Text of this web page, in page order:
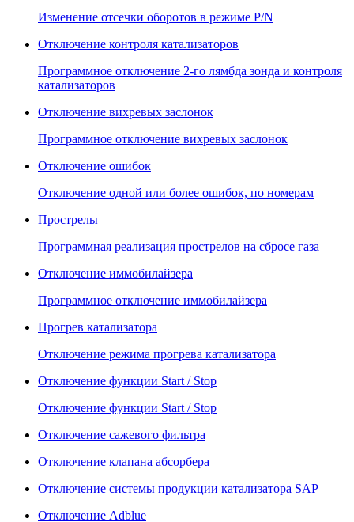
Изменение отсечки оборотов в режиме P/N
Отключение контроля катализаторов
Программное отключение 2-го лямбда зонда и контроля
катализаторов
Отключение вихревых заслонок
Программное отключение вихревых заслонок
Отключение ошибок
Отключение одной или более ошибок, по номерам
Прострелы
Программная реализация прострелов на сбросе газа
Отключение иммобилайзера
Программное отключение иммобилайзера
Прогрев катализатора
Отключение режима прогрева катализатора
Отключение функции Start / Stop
Отключение функции Start / Stop
Отключение сажевого фильтра
Отключение клапана абсорбера
Отключение системы продукции катализатора SAP
Отключение Adblue